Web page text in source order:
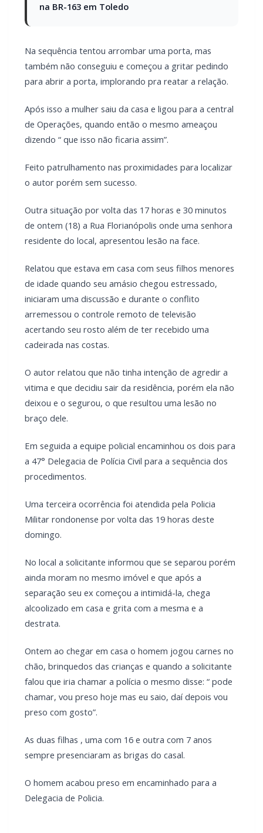
na BR-163 em Toledo
Na sequência tentou arrombar uma porta, mas
também não conseguiu e começou a gritar pedindo
para abrir a porta, implorando pra reatar a relação.
Após isso a mulher saiu da casa e ligou para a central
de Operações, quando então o mesmo ameaçou
dizendo “ que isso não ficaria assim”.
Feito patrulhamento nas proximidades para localizar
o autor porém sem sucesso.
Outra situação por volta das 17 horas e 30 minutos
de ontem (18) a Rua Florianópolis onde uma senhora
residente do local, apresentou lesão na face.
Relatou que estava em casa com seus filhos menores
de idade quando seu amásio chegou estressado,
iniciaram uma discussão e durante o conflito
arremessou o controle remoto de televisão
acertando seu rosto além de ter recebido uma
cadeirada nas costas.
O autor relatou que não tinha intenção de agredir a
vitima e que decidiu sair da residência, porém ela não
deixou e o segurou, o que resultou uma lesão no
braço dele.
Em seguida a equipe policial encaminhou os dois para
a 47° Delegacia de Polícia Civil para a sequência dos
procedimentos.
Uma terceira ocorrência foi atendida pela Policia
Militar rondonense por volta das 19 horas deste
domingo.
No local a solicitante informou que se separou porém
ainda moram no mesmo imóvel e que após a
separação seu ex começou a intimidá-la, chega
alcoolizado em casa e grita com a mesma e a
destrata.
Ontem ao chegar em casa o homem jogou carnes no
chão, brinquedos das crianças e quando a solicitante
falou que iria chamar a polícia o mesmo disse: “ pode
chamar, vou preso hoje mas eu saio, daí depois vou
preso com gosto”.
As duas filhas , uma com 16 e outra com 7 anos
sempre presenciaram as brigas do casal.
O homem acabou preso em encaminhado para a
Delegacia de Policia.